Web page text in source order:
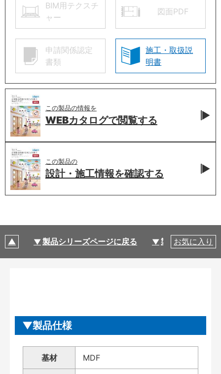
BIM用テクスチ
ャー
図面PDF
申請関係認定
書類
施工・取扱説
明書
この製品の情報を
WEBカタログで閲覧する
この製品の
設計・施工情報を確認する
製品シリーズページに戻る 製品仕様
お気に入り
製品仕様
基材 MDF